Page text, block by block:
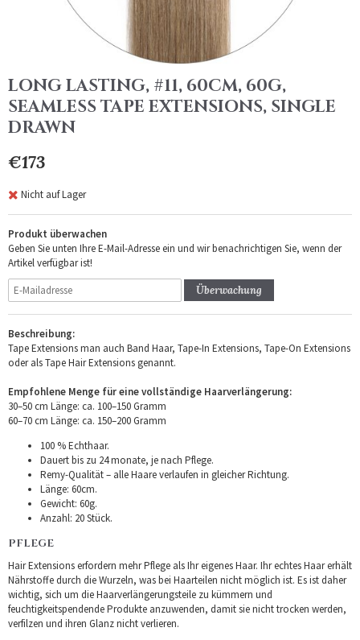
LONG LASTING, #11, 60CM, 60G,
SEAMLESS TAPE EXTENSIONS, SINGLE
DRAWN
€173
Nicht auf Lager
Produkt überwachen
Geben Sie unten Ihre E-Mail-Adresse ein und wir benachrichtigen Sie, wenn der
Artikel verfügbar ist!
Überwachung
Beschreibung:
Tape Extensions man auch Band Haar, Tape-In Extensions, Tape-On Extensions
oder als Tape Hair Extensions genannt.
Empfohlene Menge für eine vollständige Haarverlängerung:
30–50 cm Länge: ca. 100–150 Gramm
60–70 cm Länge: ca. 150–200 Gramm
100 % Echthaar.
Dauert bis zu 24 monate, je nach Pflege.
Remy-Qualität – alle Haare verlaufen in gleicher Richtung.
Länge: 60cm.
Gewicht: 60g.
Anzahl: 20 Stück.
PFLEGE
Hair Extensions erfordern mehr Pflege als Ihr eigenes Haar. Ihr echtes Haar erhält
Nährstoffe durch die Wurzeln, was bei Haarteilen nicht möglich ist. Es ist daher
wichtig, sich um die Haarverlängerungsteile zu kümmern und
feuchtigkeitspendende Produkte anzuwenden, damit sie nicht trocken werden,
verfilzen und ihren Glanz nicht verlieren.